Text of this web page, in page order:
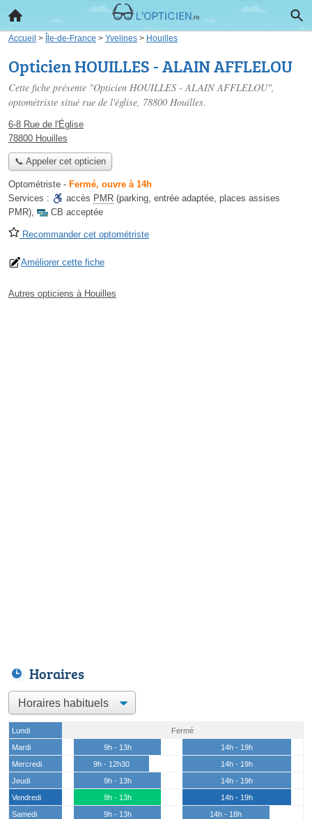
Accueil > Île-de-France > Yvelines > Houilles
Opticien HOUILLES - ALAIN AFFLELOU
Cette fiche présente "Opticien HOUILLES - ALAIN AFFLELOU",
optométriste situé rue de l'église, 78800 Houilles.
6-8 Rue de l'Église
78800 Houilles
📞 Appeler cet opticien
Optométriste - Fermé, ouvre à 14h
Services :
accès PMR (parking, entrée adaptée, places assises
PMR), CB acceptée
Recommander cet optométriste
Améliorer cette fiche
Autres opticiens à Houilles
Horaires
Lundi
Fermé
Mardi
9h - 13h
14h - 19h
Mercredi
9h - 12h30
14h - 19h
Jeudi
9h - 13h
14h - 19h
Vendredi
9h - 13h
14h - 19h
Samedi
9h - 13h
14h - 18h